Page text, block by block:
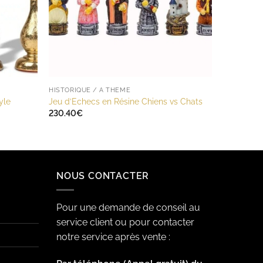
HISTORIQUE / A THÈME
Jeu d’Echecs en Résine Chiens vs Chats
230.40€
NOUS CONTACTER
Pour une demande de conseil au
service client ou pour contacter
notre service après vente :